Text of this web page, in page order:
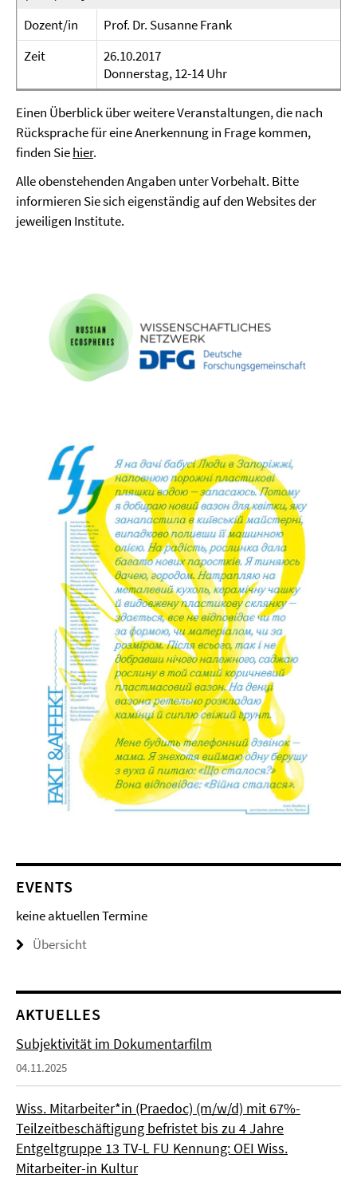
Dozent/in
Prof. Dr. Susanne Frank
Zeit
26.10.2017
Donnerstag, 12-14 Uhr
Einen Überblick über weitere Veranstaltungen, die nach
Rücksprache für eine Anerkennung in Frage kommen,
finden Siehier.
Alle obenstehenden Angaben unter Vorbehalt. Bitte
informieren Sie sich eigenständig auf den Websites der
jeweiligen Institute.
EVENTS
keine aktuellen Termine
Übersicht
AKTUELLES
Subjektivität im Dokumentarfilm
04.11.2025
Wiss. Mitarbeiter*in (Praedoc) (m/w/d) mit 67%-
Teilzeitbeschäftigung befristet bis zu 4 Jahre
Entgeltgruppe 13 TV-L FU Kennung: OEI Wiss.
Mitarbeiter-in Kultur